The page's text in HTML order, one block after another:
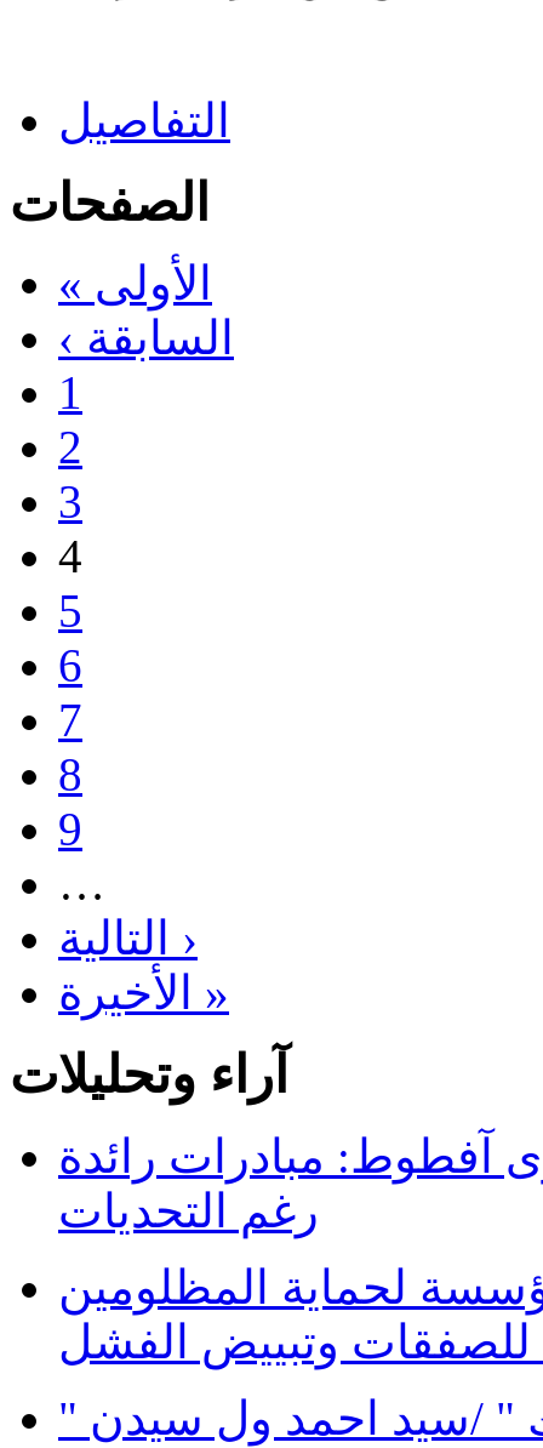
التفاصيل
الصفحات
« الأولى
‹ السابقة
1
2
3
4
5
6
7
8
9
…
التالية ›
الأخيرة »
آراء وتحليلات
آفطوط: مبادرات رائدة
رغم التحديات
لحماية المظلومين
للصفقات وتبييض الفشل
" /سيد احمد ول سيدن